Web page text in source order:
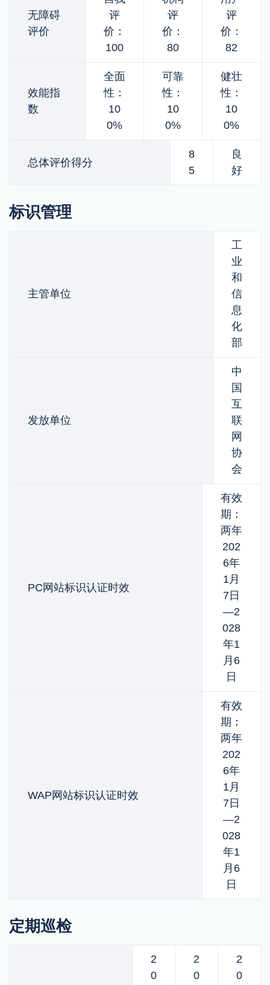
无障碍
评价
评
价：
100
评
价：
80
评
价：
82
效能指
数
全面
性：
10
0%
可靠
性：
10
0%
健壮
性：
10
0%
总体评价得分
8
5
良
好
标识管理
主管单位
工
业
和
信
息
化
部
发放单位
中
国
互
联
网
协
会
PC网站标识认证时效
有效
期：
两年
202
6年
1月
7日
—2
028
年1
月6
日
WAP网站标识认证时效
有效
期：
两年
202
6年
1月
7日
—2
028
年1
月6
日
定期巡检
2
0
2
0
2
0